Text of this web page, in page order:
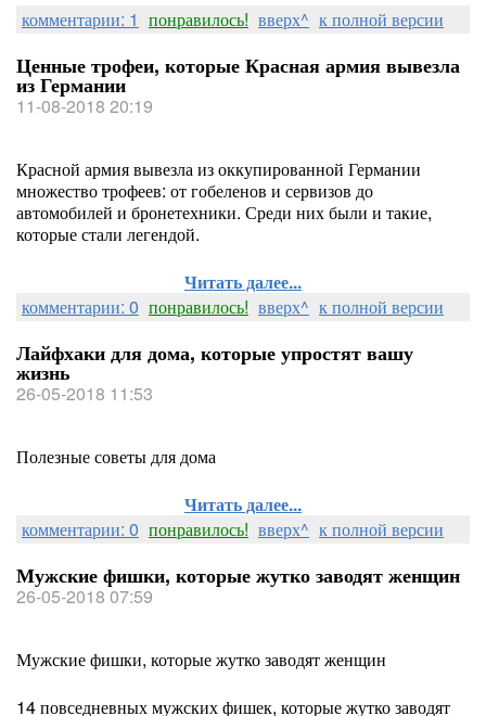
комментарии: 1 понравилось! вверх^ к полной версии
Ценные трофеи, которые Красная армия вывезла
из Германии
11-08-2018 20:19
Красной армия вывезла из оккупированной Германии
множество трофеев: от гобеленов и сервизов до
автомобилей и бронетехники. Среди них были и такие,
которые стали легендой.
Читать далее...
комментарии: 0 понравилось! вверх^ к полной версии
Лайфхаки для дома, которые упростят вашу
жизнь
26-05-2018 11:53
Полезные советы для дома
Читать далее...
комментарии: 0 понравилось! вверх^ к полной версии
Мужские фишки, которые жутко заводят женщин
26-05-2018 07:59
Мужские фишки, которые жутко заводят женщин
14 повседневных мужских фишек, которые жутко заводят